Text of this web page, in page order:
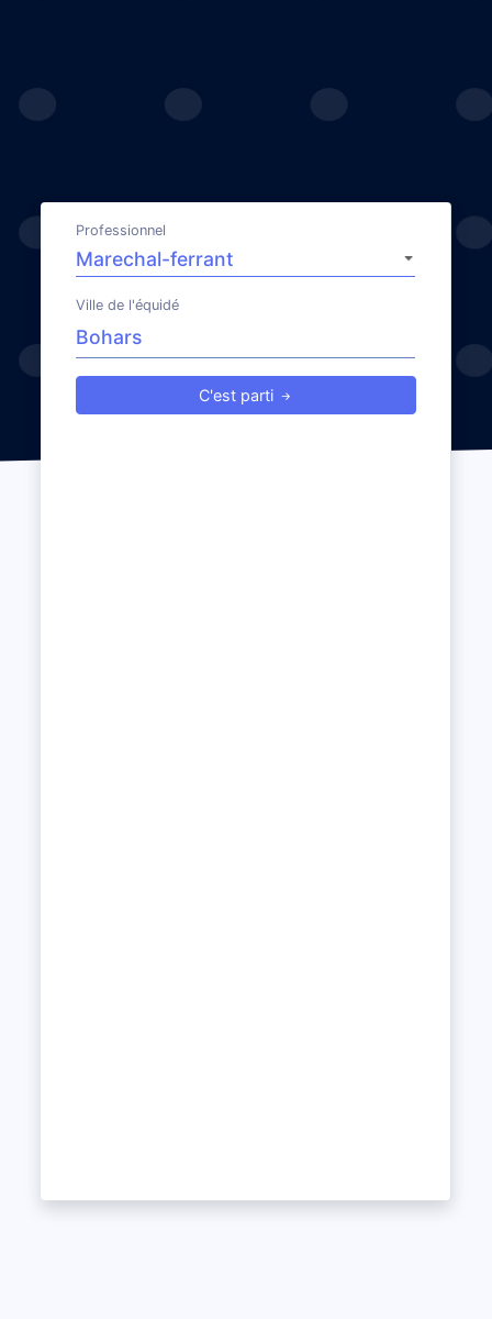
Professionnel
Ville de l'équidé
C'est parti